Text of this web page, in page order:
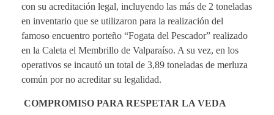
con su acreditación legal, incluyendo las más de 2 toneladas
en inventario que se utilizaron para la realización del
famoso encuentro porteño “Fogata del Pescador” realizado
en la Caleta el Membrillo de Valparaíso. A su vez, en los
operativos se incautó un total de 3,89 toneladas de merluza
común por no acreditar su legalidad.
COMPROMISO PARA RESPETAR LA VEDA